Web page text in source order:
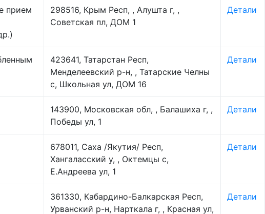
прием
298516, Крым Респ, , Алушта г, ,
Советская пл, ДОМ 1
Детали
423641, Татарстан Респ,
Менделеевский р-н, , Татарские Челны
с, Школьная ул, ДОМ 16
Детали
143900, Московская обл, , Балашиха г, ,
Победы ул, 1
Детали
678011, Саха /Якутия/ Респ,
Хангаласский у, , Октемцы с,
Е.Андреева ул, 1
Детали
361330, Кабардино-Балкарская Респ,
Урванский р-н, Нарткала г, , Красная ул,
Детали